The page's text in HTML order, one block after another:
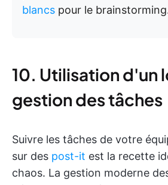
blancs pour le
10. Utilisation d'un
gestion des tâches
Suivre les tâches de votre
sur des post-it est la recette
chaos. La gestion moderne